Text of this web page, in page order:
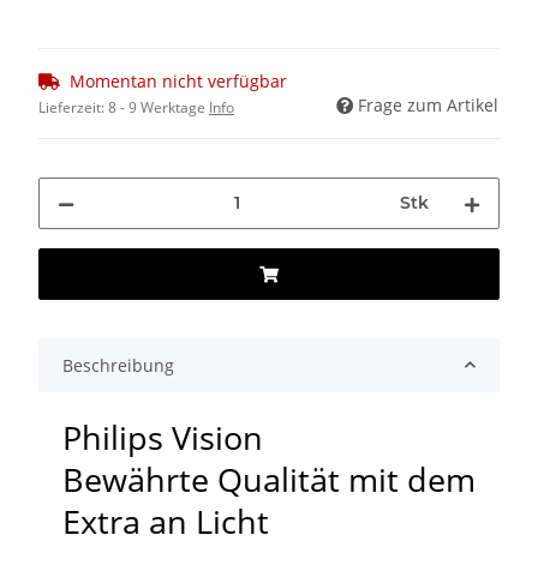
Momentan nicht verfügbar
Lieferzeit:8 - 9 Werktage Info Frage zum Artikel
Stk
Beschreibung
Philips Vision
Bewährte Qualität mit dem
Extra an Licht